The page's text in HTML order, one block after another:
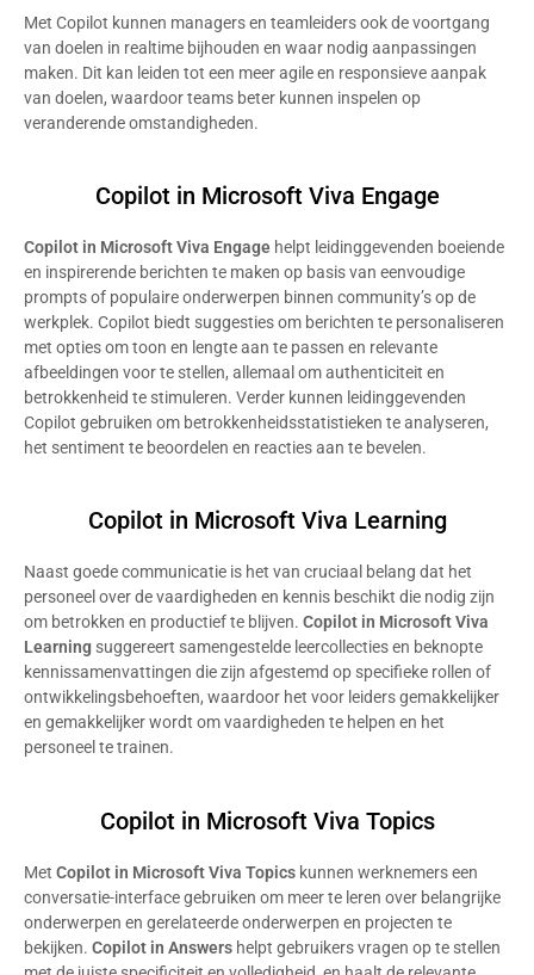
Met Copilot kunnen managers en teamleiders ook de voortgang
van doelen in realtime bijhouden en waar nodig aanpassingen
maken. Dit kan leiden tot een meer agile en responsieve aanpak
van doelen, waardoor teams beter kunnen inspelen op
veranderende omstandigheden.
Copilot in Microsoft Viva Engage
Copilot in Microsoft Viva Engage helpt leidinggevenden boeiende
en inspirerende berichten te maken op basis van eenvoudige
prompts of populaire onderwerpen binnen community’s op de
werkplek. Copilot biedt suggesties om berichten te personaliseren
met opties om toon en lengte aan te passen en relevante
afbeeldingen voor te stellen, allemaal om authenticiteit en
betrokkenheid te stimuleren. Verder kunnen leidinggevenden
Copilot gebruiken om betrokkenheidsstatistieken te analyseren,
het sentiment te beoordelen en reacties aan te bevelen.
Copilot in Microsoft Viva Learning
Naast goede communicatie is het van cruciaal belang dat het
personeel over de vaardigheden en kennis beschikt die nodig zijn
om betrokken en productief te blijven. Copilot in Microsoft Viva
Learning suggereert samengestelde leercollecties en beknopte
kennissamenvattingen die zijn afgestemd op specifieke rollen of
ontwikkelingsbehoeften, waardoor het voor leiders gemakkelijker
en gemakkelijker wordt om vaardigheden te helpen en het
personeel te trainen.
Copilot in Microsoft Viva Topics
Met Copilot in Microsoft Viva Topics kunnen werknemers een
conversatie-interface gebruiken om meer te leren over belangrijke
onderwerpen en gerelateerde onderwerpen en projecten te
bekijken. Copilot in Answers helpt gebruikers vragen op te stellen